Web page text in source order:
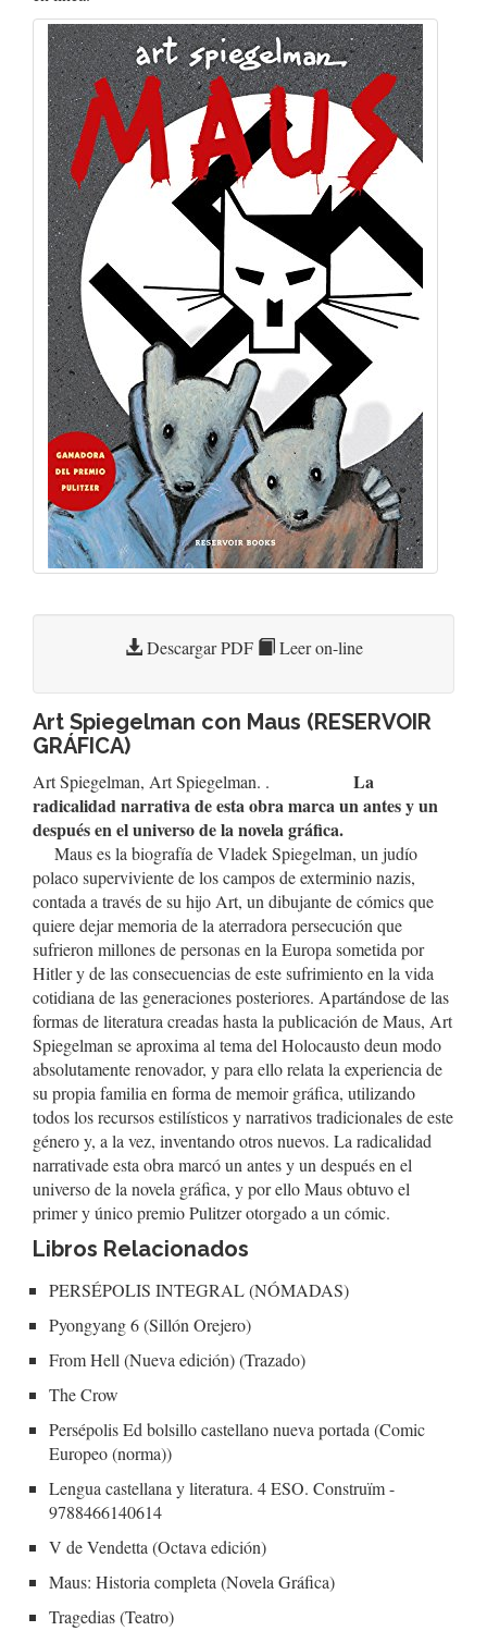
Descargar PDF Leer on-line
Art Spiegelman con Maus (RESERVOIR
GRÁFICA)
Art Spiegelman, Art Spiegelman. . La
radicalidad narrativa de esta obra marca un antes y un
después en el universo de la novela gráfica.
Maus es la biografía de Vladek Spiegelman, un judío
polaco superviviente de los campos de exterminio nazis,
contada a través de su hijo Art, un dibujante de cómics que
quiere dejar memoria de la aterradora persecución que
sufrieron millones de personas en la Europa sometida por
Hitler y de las consecuencias de este sufrimiento en la vida
cotidiana de las generaciones posteriores. Apartándose de las
formas de literatura creadas hasta la publicación de Maus, Art
Spiegelman se aproxima al tema del Holocausto deun modo
absolutamente renovador, y para ello relata la experiencia de
su propia familia en forma de memoir gráfica, utilizando
todos los recursos estilísticos y narrativos tradicionales de este
género y, a la vez, inventando otros nuevos. La radicalidad
narrativade esta obra marcó un antes y un después en el
universo de la novela gráfica, y por ello Maus obtuvo el
primer y único premio Pulitzer otorgado a un cómic.
Libros Relacionados
PERSÉPOLIS INTEGRAL (NÓMADAS)
Pyongyang 6 (Sillón Orejero)
From Hell (Nueva edición) (Trazado)
The Crow
Persépolis Ed bolsillo castellano nueva portada (Comic
Europeo (norma))
Lengua castellana y literatura. 4 ESO. Construïm -
9788466140614
V de Vendetta (Octava edición)
Maus: Historia completa (Novela Gráfica)
Tragedias (Teatro)